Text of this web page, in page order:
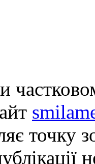
точку